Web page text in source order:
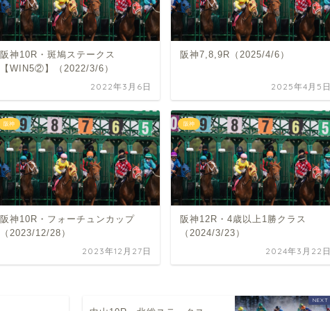
阪神10R・斑鳩ステークス
【WIN5②】（2022/3/6）
2022年3月6日
阪神7,8,9R（2025/4/6）
2025年4月5日
阪神
阪神10R・フォーチュンカップ
（2023/12/28）
2023年12月27日
阪神
阪神12R・4歳以上1勝クラス
（2024/3/23）
2024年3月22日